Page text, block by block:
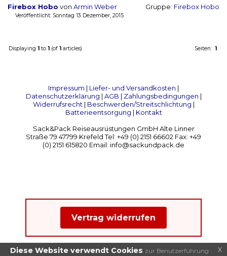
Firebox Hobo von Armin Weber Gruppe: Firebox Hobo
Veröffentlicht: Sonntag 13 Dezember, 2015
Displaying 1 to 1 (of 1 articles) Seiten: 1
Impressum | Liefer- und Versandkosten |
Datenschutzerklärung | AGB | Zahlungsbedingungen |
Widerrufsrecht| Beschwerden/Streitschlichtung |
Batterieentsorgung | Kontakt
Sack&Pack Reiseausrüstungen GmbH Alte Linner
Straße 79 47799 Krefeld Tel: +49 (0) 2151 66602 Fax: +49
(0) 2151 615820 Email: info@sackundpack.de
Vertrag widerrufen
Diese Website verwendt Cookies zur Benutzerführung
x